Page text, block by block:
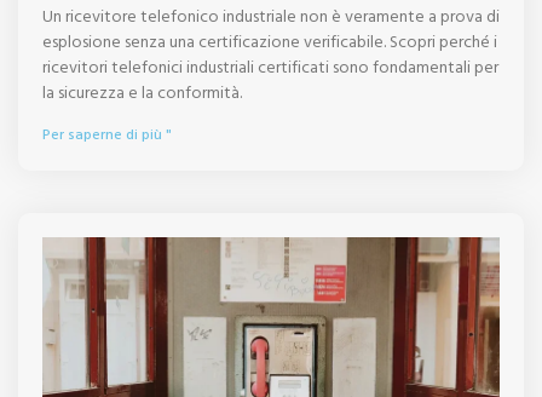
Un ricevitore telefonico industriale non è veramente a prova di
esplosione senza una certificazione verificabile. Scopri perché i
ricevitori telefonici industriali certificati sono fondamentali per
la sicurezza e la conformità.
Per saperne di più "